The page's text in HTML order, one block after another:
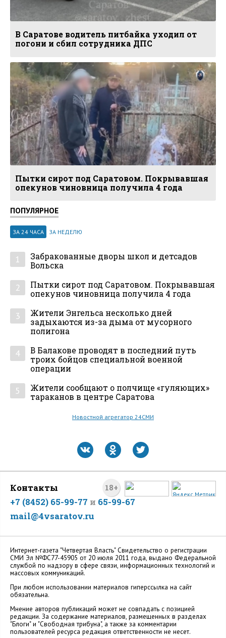
В Саратове водитель питбайка уходил от
погони и сбил сотрудника ДПС
Пытки сирот под Саратовом. Покрывавшая
опекунов чиновница получила 4 года
ПОПУЛЯРНОЕ
ЗА 24 ЧАСА ЗА НЕДЕЛЮ
1
Забракованные дворы школ и детсадов
Вольска
2
Пытки сирот под Саратовом. Покрывавшая
опекунов чиновница получила 4 года
3
Жители Энгельса несколько дней
задыхаются из-за дыма от мусорного
полигона
4
В Балакове проводят в последний путь
троих бойцов специальной военной
операции
5
Жители сообщают о полчище «гуляющих»
тараканов в центре Саратова
Новостной агрегатор 24СМИ
18+
Контакты
+7 (8452) 65-99-77 и 65-99-67
mail@4vsaratov.ru
Интернет-газета "Четвертая Власть" Cвидетельство о регистрации
СМИ Эл №ФС77-45905 от 20 июля 2011 года, выдано Федеральной
службой по надзору в сфере связи, информационных технологий и
массовых коммуникаций.
При любом использовании материалов гиперссылка на сайт
обязательна.
Мнение авторов публикаций может не совпадать с позицией
редакции. За содержание материалов, размещенных в разделах
"Блоги" и "Свободная трибуна", а также за комментарии
пользователей ресурса редакция ответственности не несет.